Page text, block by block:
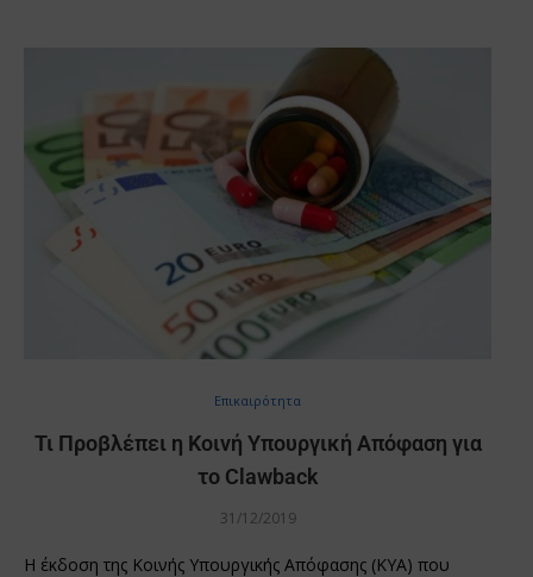
Επικαιρότητα
Τι Προβλέπει η Κοινή Υπουργική Απόφαση για
το Clawback
31/12/2019
Η έκδοση της Κοινής Υπουργικής Απόφασης (ΚΥΑ) που